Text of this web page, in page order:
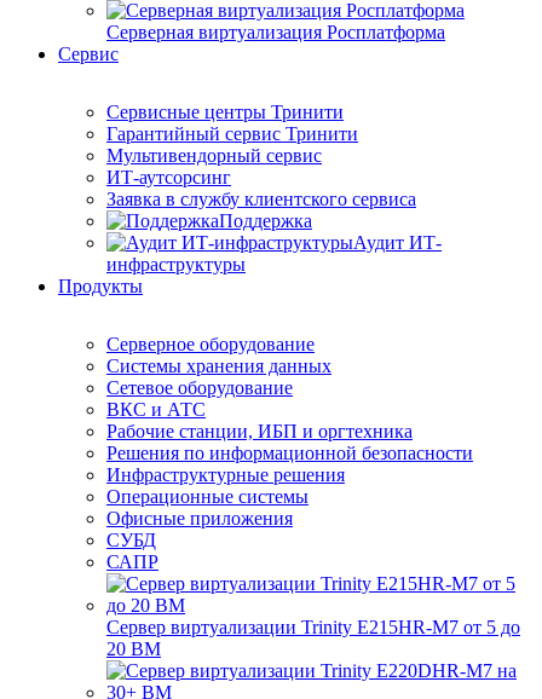
Серверная виртуализация Росплатформа
Сервис
Сервисные центры Тринити
Гарантийный сервис Тринити
Мультивендорный сервис
ИТ-аутсорсинг
Заявка в службу клиентского сервиса
Поддержка
Аудит ИТ-
инфраструктуры
Продукты
Серверное оборудование
Системы хранения данных
Сетевое оборудование
ВКС и АТС
Рабочие станции, ИБП и оргтехника
Решения по информационной безопасности
Инфраструктурные решения
Операционные системы
Офисные приложения
СУБД
САПР
Сервер виртуализации Trinity E215HR-M7 от 5 до
20 ВМ